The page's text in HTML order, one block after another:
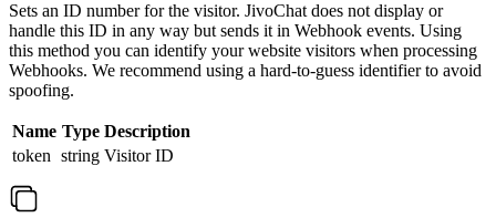
Sets an ID number for the visitor. JivoChat does not display or
handle this ID in any way but sends it in Webhook events. Using
this method you can identify your website visitors when processing
Webhooks. We recommend using a hard-to-guess identifier to avoid
spoofing.
Name Type Description
token string Visitor ID